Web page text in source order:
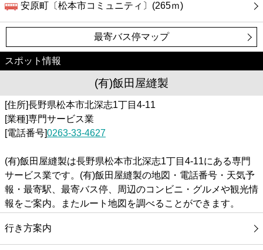
安原町〔松本市コミュニティ〕(265ｍ)
最寄バス停マップ
スポット情報
(有)飯田屋縫製
[住所]長野県松本市北深志1丁目4-11
[業種]専門サービス業
[電話番号]0263-33-4627
(有)飯田屋縫製は長野県松本市北深志1丁目4-11にある専門
サービス業です。(有)飯田屋縫製の地図・電話番号・天気予
報・最寄駅、最寄バス停、周辺のコンビニ・グルメや観光情
報をご案内。またルート地図を調べることができます。
行き方案内